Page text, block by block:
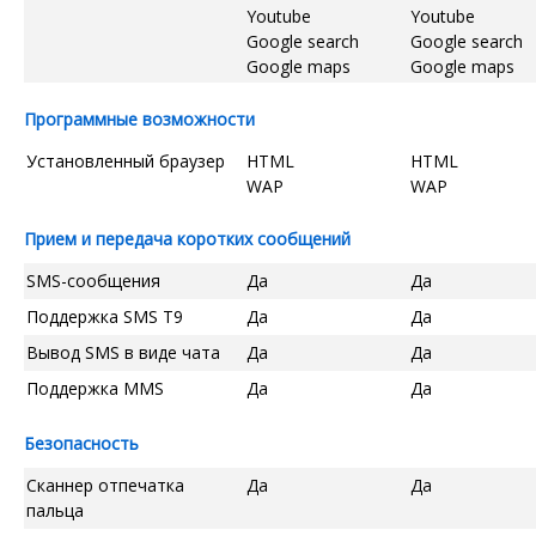
Youtube
Google search
Google maps
Youtube
Google search
Google maps
Программные возможности
Установленный браузер
HTML
WAP
HTML
WAP
Прием и передача коротких сообщений
SMS-сообщения
Да
Да
Поддержка SMS T9
Да
Да
Вывод SMS в виде чата
Да
Да
Поддержка MMS
Да Да
Безопасность
Сканнер отпечатка
пальца
Да Да